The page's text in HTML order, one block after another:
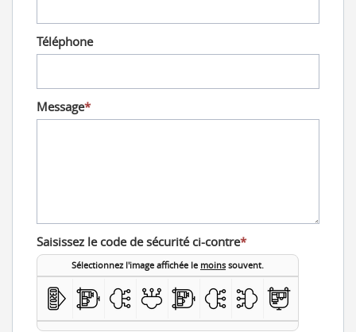
Téléphone
Message*
Saisissez le code de sécurité ci-contre*
Sélectionnez l'image affichée le moins souvent.